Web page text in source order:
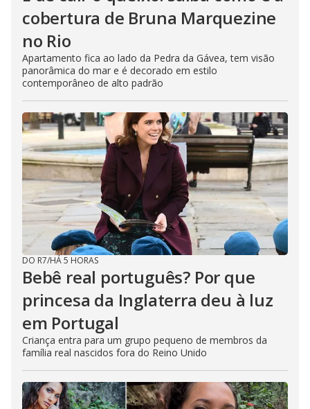
cobertura de Bruna Marquezine
no Rio
Apartamento fica ao lado da Pedra da Gávea, tem visão
panorâmica do mar e é decorado em estilo
contemporâneo de alto padrão
DO R7/HÁ 5 HORAS
Bebê real português? Por que
princesa da Inglaterra deu à luz
em Portugal
Criança entra para um grupo pequeno de membros da
família real nascidos fora do Reino Unido